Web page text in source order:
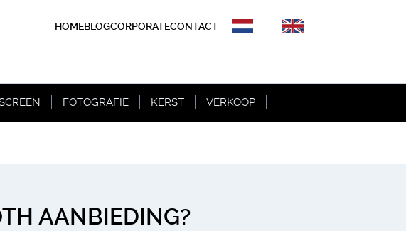
HOMEBLOGCORPORATECONTACT
FOTOGRAFIE KERST VERKOOP
AANBIEDING?